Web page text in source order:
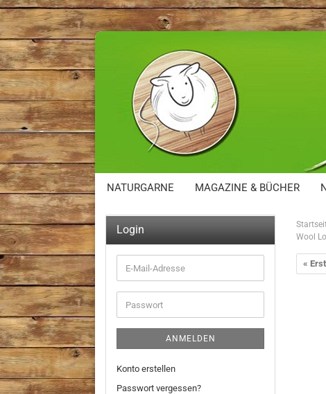
NATURGARNE MAGAZINE & BÜCHER
Wool
«
Login
E-
Mail-
Adresse
Passwort
ANMELDEN
Konto erstellen
Passwort vergessen?